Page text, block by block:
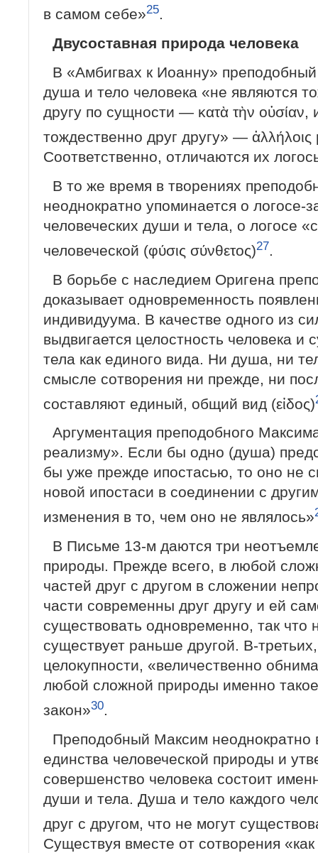
в самом себе»25.
Двусоставная природа человека
В «Амбигвах к Иоанну»
душа и тело человека «не являются
другу по сущности — κατὰ τὴν οὐσίαν,
тождественно друг другу» — ἀλλήλοις
Соответственно, отличаются их
В то же время в творениях
неоднократно упоминается о логосе-
человеческих души и тела, о логосе
человеческой (φύσις σύνθετος)27
В борьбе с наследием Оригена
доказывает одновременность
индивидуума. В качестве одного из
выдвигается целостность человека
тела как единого вида. Ни душа, ни
смысле сотворения ни прежде, ни
составляют единый, общий вид (εἰδος)
Аргументация преподобного
реализму». Если бы одно (душа)
бы уже прежде ипостасью, то оно не
новой ипостаси в соединении с
изменения в то, чем оно не являлось»
В Письме 13-м даются три
природы. Прежде всего, в любой
частей друг с другом в сложении
части современны друг другу и ей
существовать одновременно, так что
существует раньше другой. В-
целокупности, «величественно
любой сложной природы именно
закон»30.
Преподобный Максим неоднократно
единства человеческой природы и
совершенство человека состоит
души и тела. Душа и тело каждого
друг с другом, что не могут
Существуя вместе от сотворения